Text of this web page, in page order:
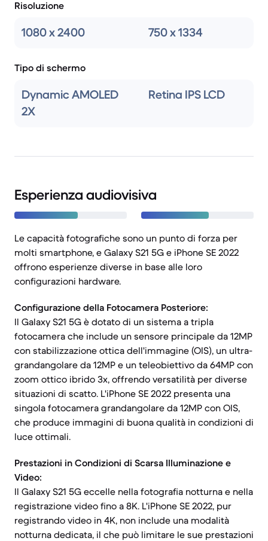
Risoluzione
1080 x 2400 750 x 1334
Tipo di schermo
Dynamic AMOLED
2X
Retina IPS LCD
Esperienza audiovisiva
Le capacità fotografiche sono un punto di forza per
molti smartphone, e Galaxy S21 5G e iPhone SE 2022
offrono esperienze diverse in base alle loro
configurazioni hardware.
Configurazione della Fotocamera Posteriore:
Il Galaxy S21 5G è dotato di un sistema a tripla
fotocamera che include un sensore principale da 12MP
con stabilizzazione ottica dell'immagine (OIS), un ultra-
grandangolare da 12MP e un teleobiettivo da 64MP con
zoom ottico ibrido 3x, offrendo versatilità per diverse
situazioni di scatto. L'iPhone SE 2022 presenta una
singola fotocamera grandangolare da 12MP con OIS,
che produce immagini di buona qualità in condizioni di
luce ottimali.
Prestazioni in Condizioni di Scarsa Illuminazione e
Video:
Il Galaxy S21 5G eccelle nella fotografia notturna e nella
registrazione video fino a 8K. L'iPhone SE 2022, pur
registrando video in 4K, non include una modalità
notturna dedicata, il che può limitare le sue prestazioni